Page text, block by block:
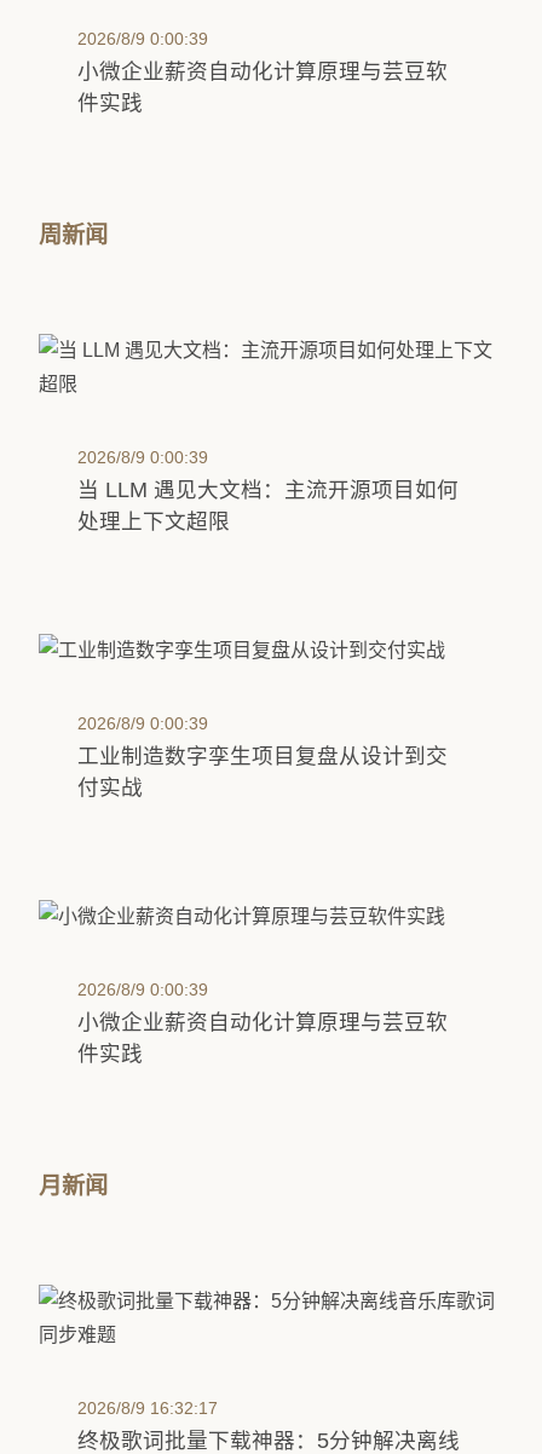
2026/8/9 0:00:39
小微企业薪资自动化计算原理与芸豆软
件实践
周新闻
2026/8/9 0:00:39
当 LLM 遇见大文档：主流开源项目如何
处理上下文超限
2026/8/9 0:00:39
工业制造数字孪生项目复盘从设计到交
付实战
2026/8/9 0:00:39
小微企业薪资自动化计算原理与芸豆软
件实践
月新闻
2026/8/9 16:32:17
终极歌词批量下载神器：5分钟解决离线